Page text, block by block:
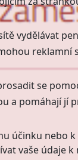
vydělávat
reklamní
se
a pomáhají jí
účinku nebo
vaše údaje